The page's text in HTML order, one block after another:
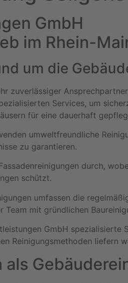
GmbH
im Rhein-
um die
zuverlässiger
Services, um
für eine dauerhaft
umweltfreundliche
zu garantieren.
durch,
schützt.
umfassen die
Team mit gründlichen
GmbH
Reinigungsmethoden liefern
als